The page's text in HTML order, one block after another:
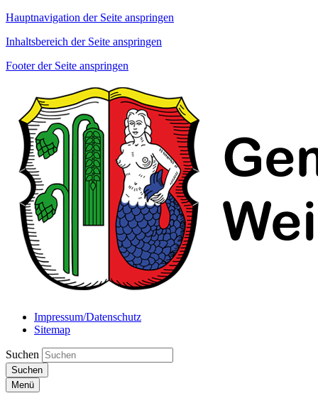
Hauptnavigation der Seite anspringen
Inhaltsbereich der Seite anspringen
Footer der Seite anspringen
Impressum/Datenschutz
Sitemap
Suchen
Suchen
Menü